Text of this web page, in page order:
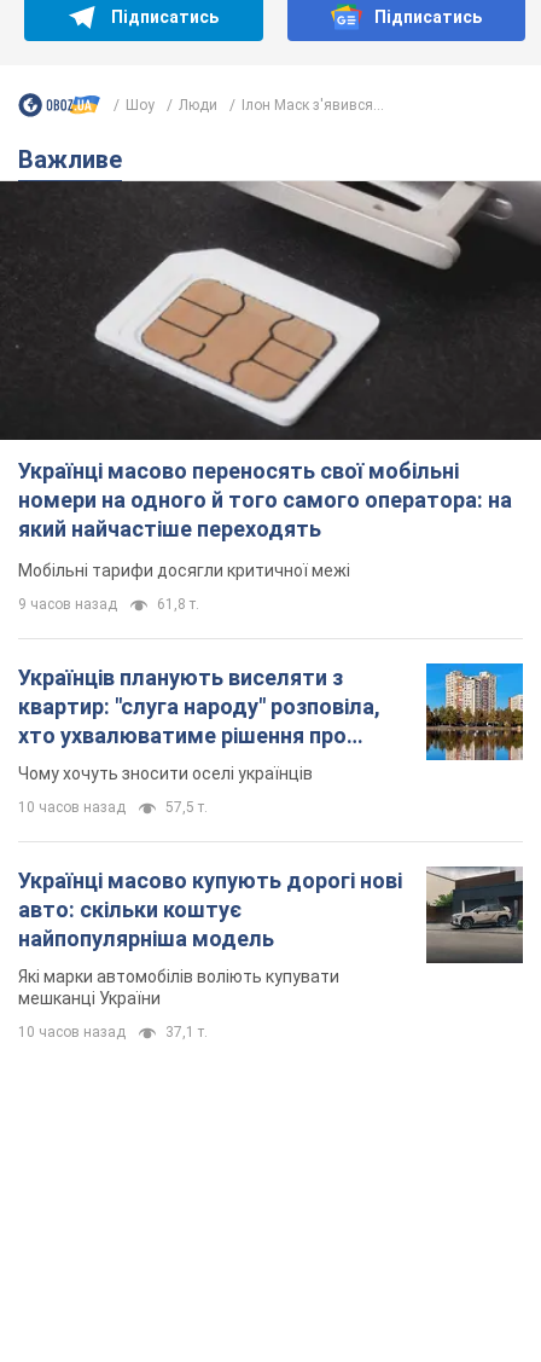
Підписатись Підписатись
Шоу Люди Ілон Маск з'явився...
Важливе
Українці масово переносять свої мобільні
номери на одного й того самого оператора: на
який найчастіше переходять
Мобільні тарифи досягли критичної межі
9 часов назад 61,8 т.
Українців планують виселяти з
квартир: "слуга народу" розповіла,
хто ухвалюватиме рішення про
знесення будинків
Чому хочуть зносити оселі українців
10 часов назад 57,5 т.
Українці масово купують дорогі нові
авто: скільки коштує
найпопулярніша модель
Які марки автомобілів воліють купувати
мешканці України
10 часов назад 37,1 т.